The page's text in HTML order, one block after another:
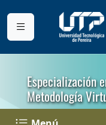
Especialización
Metodología